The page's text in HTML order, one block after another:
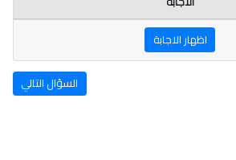
اظهار الاجابة
السؤال التالي